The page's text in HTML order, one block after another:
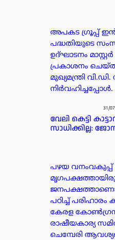
അപകട ഗ്രൂപ്പ്‌
പദ്ധതിയുടെ
ഉദ്ഘാടനം
പ്രകാശനം
മുഖ്യമന്ത്രി
നിർവഹിച്ചപ്പോൾ.
31/
വേലി കെട്ടി
സാധിക്കില്ല:
പഴയ വനംവകുപ്പ്
പഠിച്ച്
കേരള
രാഷീയകാര്യ
ചെമ്പേരി